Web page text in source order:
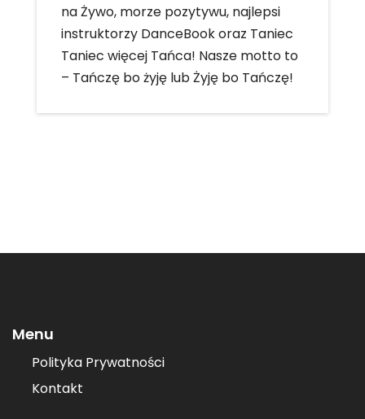
na Żywo, morze pozytywu, najlepsi
instruktorzy DanceBook oraz Taniec
Taniec więcej Tańca! Nasze motto to
– Tańczę bo żyję lub Żyję bo Tańczę!
Menu
Polityka Prywatności
Kontakt